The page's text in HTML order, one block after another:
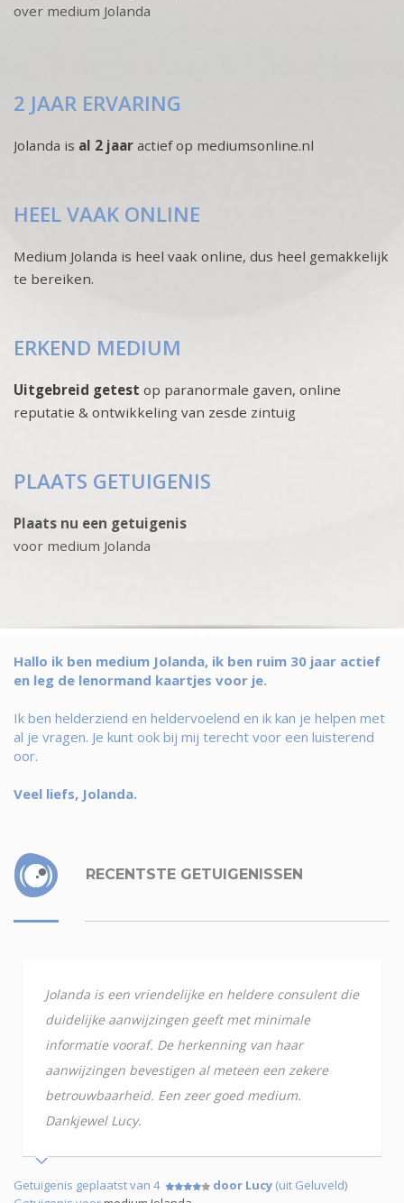
over medium Jolanda
2 JAAR ERVARING
Jolanda is al 2 jaar actief op mediumsonline.nl
HEEL VAAK ONLINE
Medium Jolanda is heel vaak online, dus heel gemakkelijk
te bereiken.
ERKEND MEDIUM
Uitgebreid getest op paranormale gaven, online
reputatie & ontwikkeling van zesde zintuig
PLAATS GETUIGENIS
Plaats nu een getuigenis
voor medium Jolanda
Hallo ik ben medium Jolanda, ik ben ruim 30 jaar actief
en leg de lenormand kaartjes voor je.
Ik ben helderziend en heldervoelend en ik kan je helpen met
al je vragen. Je kunt ook bij mij terecht voor een luisterend
oor.
Veel liefs, Jolanda.
RECENTSTE GETUIGENISSEN
Jolanda is een vriendelijke en heldere consulent die
duidelijke aanwijzingen geeft met minimale
informatie vooraf. De herkenning van haar
aanwijzingen bevestigen al meteen een zekere
betrouwbaarheid. Een zeer goed medium.
Dankjewel Lucy.
Getuigenis geplaatst van 4 door Lucy (uit Geluveld)